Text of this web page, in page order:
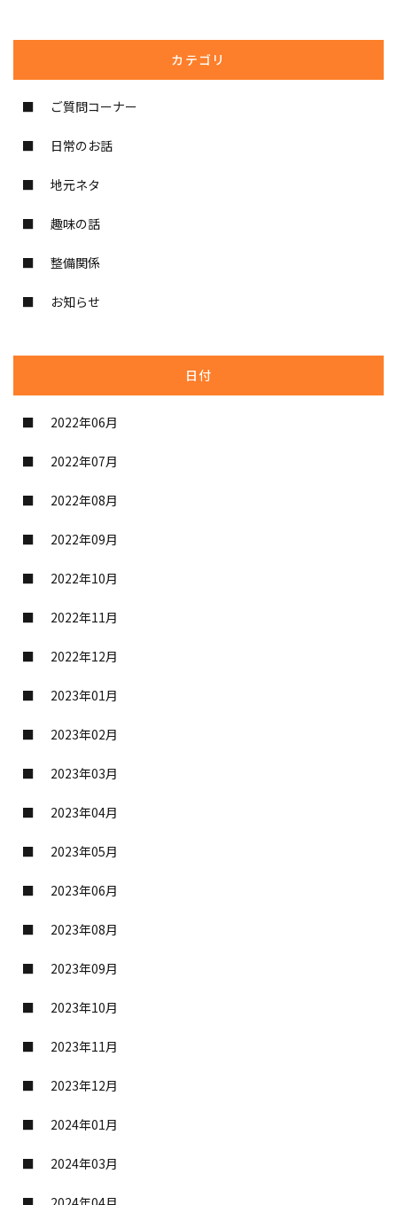
カテゴリ
ご質問コーナー
日常のお話
地元ネタ
趣味の話
整備関係
お知らせ
日付
2022年06月
2022年07月
2022年08月
2022年09月
2022年10月
2022年11月
2022年12月
2023年01月
2023年02月
2023年03月
2023年04月
2023年05月
2023年06月
2023年08月
2023年09月
2023年10月
2023年11月
2023年12月
2024年01月
2024年03月